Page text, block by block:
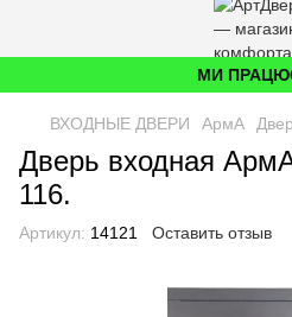
МИ
ВХОДНЫЕ ДВЕРИ АрмА
Дверь входная
116.
Артикул: 14121 Оставить отзыв